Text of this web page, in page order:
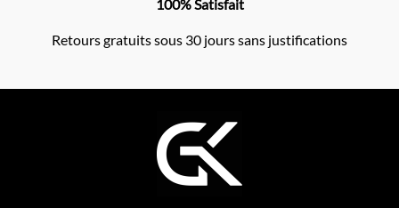
100% Satisfait
Retours gratuits sous 30 jours sans justifications